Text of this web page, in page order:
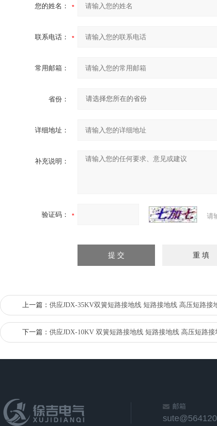
您的姓名：
联系电话：
常用邮箱：
省份：
详细地址：
补充说明：
验证码： 请
上一篇： 供应JDX-35KV双簧短路接地线 短路接地线 高压短路接
下一篇： 供应JDX-10KV 双簧短路接地线 短路接地线 高压短路接
邮箱